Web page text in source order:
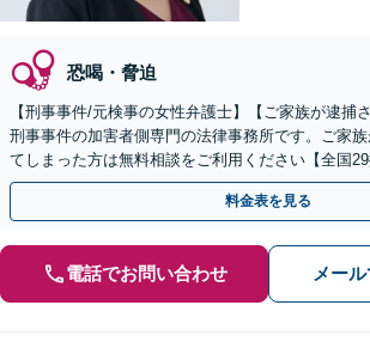
恐喝・脅迫
【刑事事件/元検事の女性弁護士】【ご家族が逮捕
刑事事件の加害者側専門の法律事務所です。ご家
てしまった方は無料相談をご利用ください【全国29
応】【弁護士待機中/当日中の電話相談可(予約制)】
料金表を見る
電話でお問い合わせ メー